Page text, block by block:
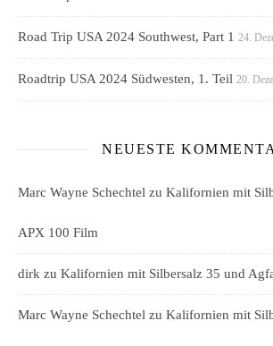
Road Trip USA 2024 Southwest, Part 1 24.
Roadtrip USA 2024 Südwesten, 1. Teil 20.
NEUESTE
Marc Wayne Schechtel zu Kalifornien mit
APX 100 Film
dirk zu Kalifornien mit Silbersalz 35 und
Marc Wayne Schechtel zu Kalifornien mit